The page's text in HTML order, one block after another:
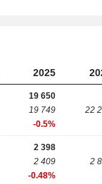
2025
19 650
19 749
-0.5%
22
2 398
2 409
-0.48%
2